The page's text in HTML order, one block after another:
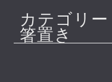
カテゴリ
箸置き